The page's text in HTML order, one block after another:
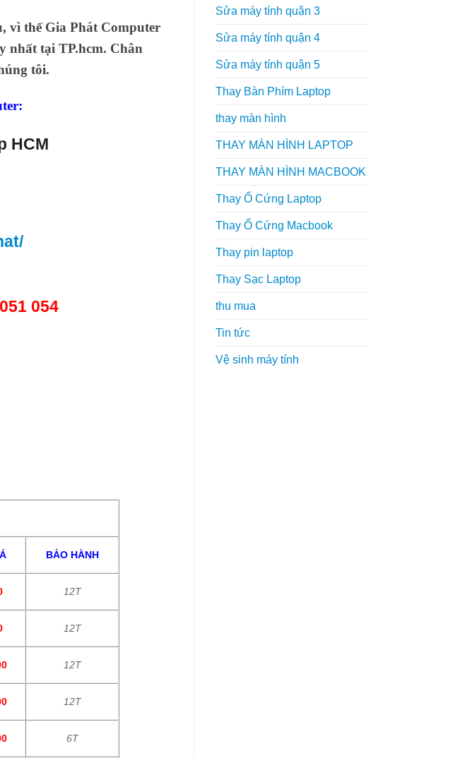
vì thếGia Phát Computer
nhất tại TP.hcm. Chân
tôi.
HCM
054
BẢO HÀNH
12T
12T
12T
12T
6T
Sửa máy tính quận 3
Sửa máy tính quận 4
Sửa máy tính quận 5
Thay Bàn Phím Laptop
thay màn hình
THAY MÀN HÌNH LAPTOP
THAY MÀN HÌNH MACBOOK
Thay Ổ Cứng Laptop
Thay Ổ Cứng Macbook
Thay pin laptop
Thay Sạc Laptop
thu mua
Tin tức
Vệ sinh máy tính